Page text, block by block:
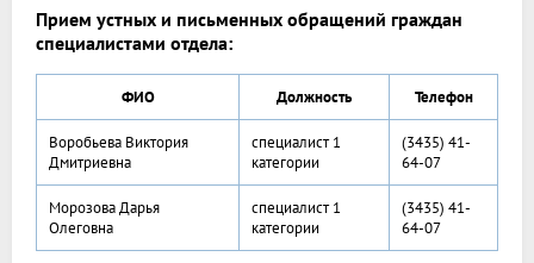
Прием устных и письменных обращений граждан
специалистами отдела:
ФИО Должность Телефон
Воробьева Виктория
Дмитриевна
специалист 1
категории
(3435) 41-
64-07
Морозова Дарья
Олеговна
специалист 1
категории
(3435) 41-
64-07